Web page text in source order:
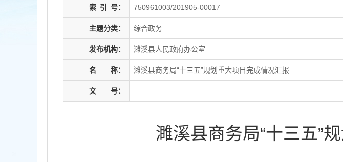
索 引 号： 750961003/201905-00017
主题分类： 综合政务
发布机构： 濉溪县人民政府办公室
名 称： 濉溪县商务局“十三五”规划重大项目完成情况汇报
文 号：
濉溪县商务局“十三五”